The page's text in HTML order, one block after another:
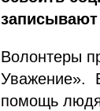
Волонтеры
Уважение».
помощь